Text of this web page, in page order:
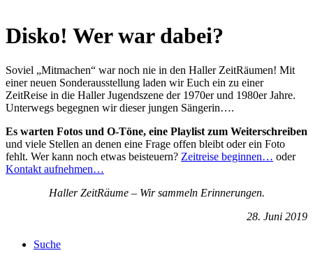
Disko! Wer war dabei?
Soviel „Mitmachen“ war noch nie in den Haller ZeitRäumen! Mit
einer neuen Sonderausstellung laden wir Euch ein zu einer
ZeitReise in die Haller Jugendszene der 1970er und 1980er Jahre.
Unterwegs begegnen wir dieser jungen Sängerin….
Es warten Fotos und O-Töne, eine Playlist zum Weiterschreiben
und viele Stellen an denen eine Frage offen bleibt oder ein Foto
fehlt. Wer kann noch etwas beisteuern? Zeitreise beginnen… oder
Kontakt aufnehmen…
Haller ZeitRäume – Wir sammeln Erinnerungen.
28. Juni 2019
Suche